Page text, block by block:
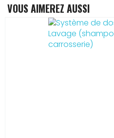
VOUS AIMEREZ AUSSI